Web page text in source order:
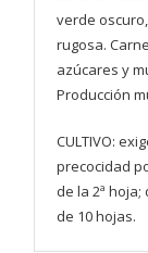
verde
rugosa.
azúcares y
Producción
CULTIVO:
precocidad
de la 2ª
de 10 hojas.